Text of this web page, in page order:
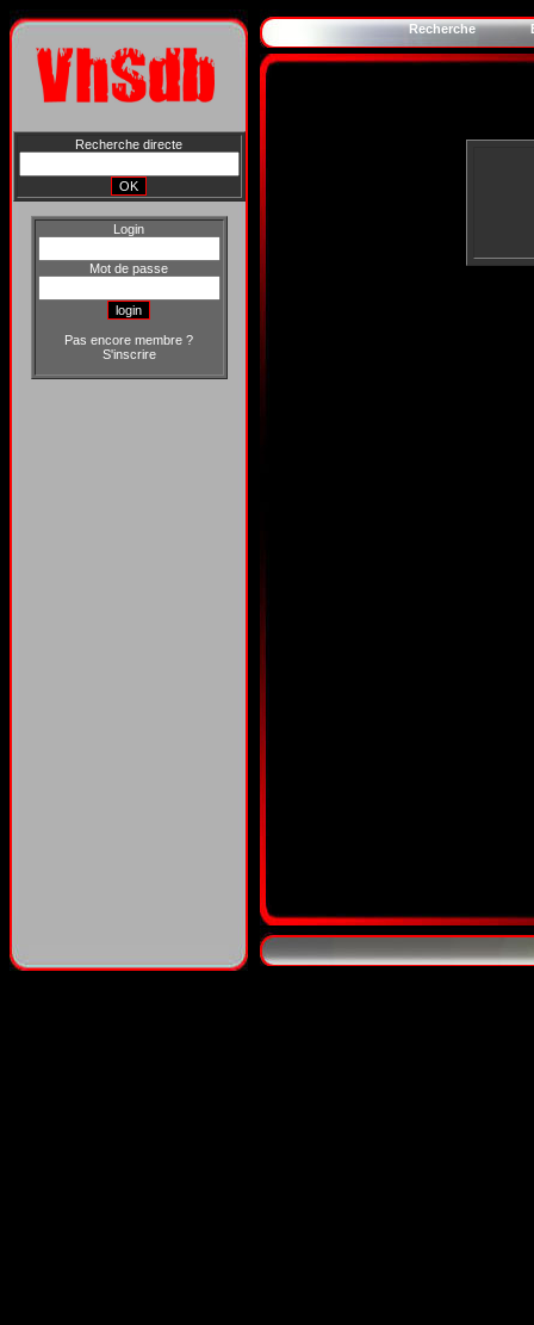
Recherche directe
Login
Mot de passe
Pas encore membre ?
S'inscrire
Recherche